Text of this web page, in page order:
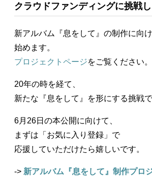
クラウドファンディングに挑戦し
新アルバム『息をして』の制作に向
始めます。
プロジェクトページをご覧ください。
20年の時を経て、
新たな『息をして』を形にする挑戦で
6月26日の本公開に向けて、
まずは「お気に入り登録」で
応援していただけたら嬉しいです。
-> 新アルバム『息をして』制作プロ